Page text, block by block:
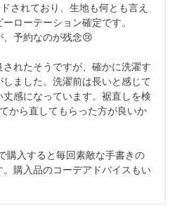
されており、生地も何とも言え
ローテーション確定です。
予約なのが残念😢
れたそうですが、確かに洗濯す
ました。洗濯前は長いと感じて
感になっています。裾直しを検
から直してもらった方が良いか
購入すると毎回素敵な手書きの
購入品のコーデアドバイスもい